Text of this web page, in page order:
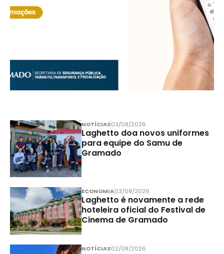
NOTÍCIAS03/08/2026
Laghetto doa novos uniformes
para equipe do Samu de
Gramado
ECONOMIA03/08/2026
Laghetto é novamente a rede
hoteleira oficial do Festival de
Cinema de Gramado
NOTÍCIAS02/08/2026